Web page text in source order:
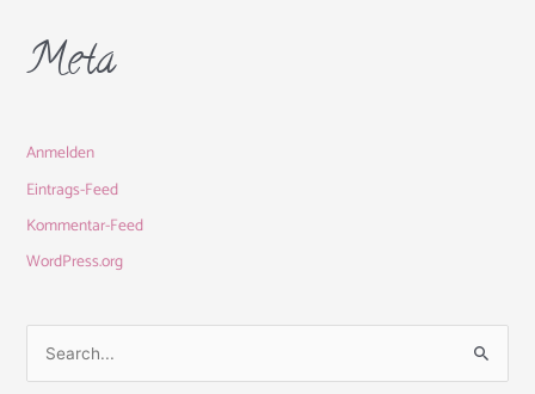
Meta
Anmelden
Eintrags-Feed
Kommentar-Feed
WordPress.org
u